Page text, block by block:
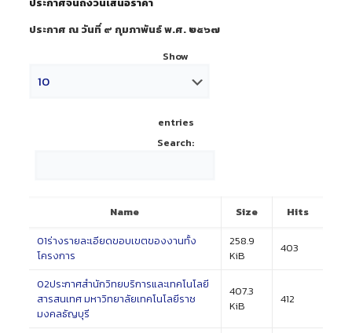
ประกาศ ณ วันที่ ๙ กุมภาพันธ์ พ.ศ. ๒๕๖๗
Show
entries
Search:
Name Size
Hits
01ร่างรายละเอียดขอบเขตของงานทั้ง
โครงการ
258.9
KiB
403
02ประกาศสำนักวิทยบริการและเทคโนโลยี
สารสนเทศ มหาวิทยาลัยเทคโนโลยีราช
มงคลธัญบุรี
407.3
KiB
412